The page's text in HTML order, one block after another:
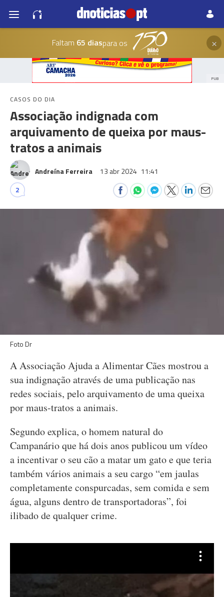
Faltam 65 diaspara os ×
PUB
CASOS DO DIA
Associação indignada com
arquivamento de queixa por maus-
tratos a animais
Andreína Ferreira 13 abr 2024 11:41
2
Foto Dr
A Associação Ajuda a Alimentar Cães mostrou a
sua indignação através de uma publicação nas
redes sociais, pelo arquivamento de uma queixa
por maus-tratos a animais.
Segundo explica, o homem natural do
Campanário que há dois anos publicou um vídeo
a incentivar o seu cão a matar um gato e que teria
também vários animais a seu cargo “em jaulas
completamente conspurcadas, sem comida e sem
água, alguns dentro de transportadoras”, foi
ilibado de qualquer crime.